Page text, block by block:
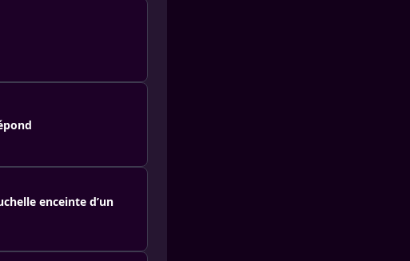
enceinte d’un